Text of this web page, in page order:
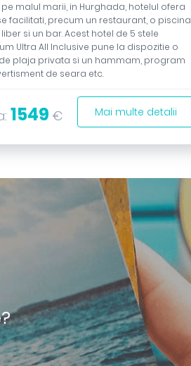
pe malul marii, in Hurghada, hotelul ofera
facilitati, precum un restaurant, o piscina
si un bar. Acest hotel de 5 stele
Ultra All Inclusive pune la dispozitie o
plaja privata si un hammam, program
de seara etc.
1549 € Mai multe detalii